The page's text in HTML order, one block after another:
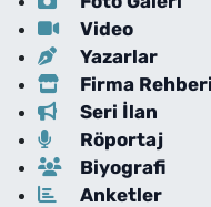
Video
Yazarlar
Firma Rehberi
Seri İlan
Röportaj
Biyografi
Anketler